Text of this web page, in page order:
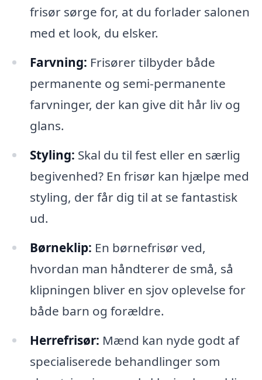
frisør sørge for, at du forlader salonen
med et look, du elsker.
Farvning: Frisører tilbyder både
permanente og semi-permanente
farvninger, der kan give dit hår liv og
glans.
Styling: Skal du til fest eller en særlig
begivenhed? En frisør kan hjælpe med
styling, der får dig til at se fantastisk
ud.
Børneklip: En børnefrisør ved,
hvordan man håndterer de små, så
klipningen bliver en sjov oplevelse for
både barn og forældre.
Herrefrisør: Mænd kan nyde godt af
specialiserede behandlinger som